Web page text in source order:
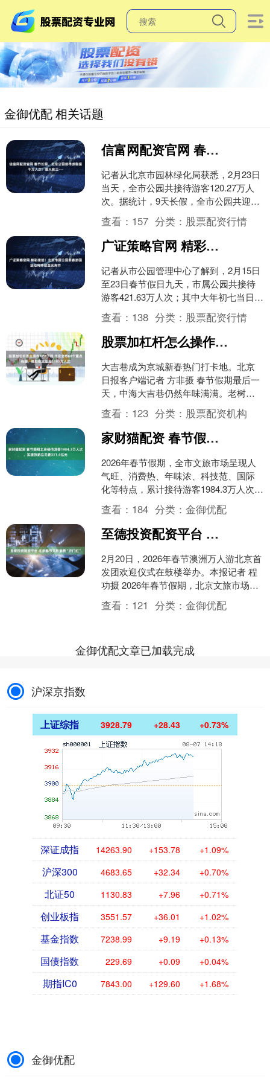
金御优配 相关话题
信富网配资官网 春节长假，北京公园接待游客超千万人次！最火前三——
记者从北京市园林绿化局获悉，2月23日
当天，全市公园共接待游客120.27万人
次。据统计，9天长假，全市公园共迎来
八方来客1258.50万人次，日均游客接待
量1....
查看： 157 分类： 股票配资行情
广证策略官网 精彩接续！北京市属公园新春游园活动将持续至元宵节
记者从市公园管理中心了解到，2月15日
至23日春节假日九天，市属公园共接待
游客421.63万人次；其中大年初七当日，
市属公园接待游客39.08万人次。游客接
待量....
查看： 138 分类： 股票配资行情
股票加杠杆怎么操作APP下载 北京全市60个重点商圈，假期客流量超5100万人次
大吉巷成为京城新春热门打卡地。北京
日报客户端记者 方非摄 春节假期最后一
天，中海大吉巷仍然年味满满。老树戴
上了红色围巾，小猫形态的雕塑攀上了
房檐，花坛里栽满了红....
查看： 123 分类： 股票配资机构
家财猫配资 春节假期北京接待游客1984.3万人次，实现旅游总花费331.4亿元
2026年春节假期，全市文旅市场呈现人
气旺、消费热、年味浓、科技范、国际
化等特点，累计接待游客1984.3万人次，
实现旅游总花费331.4亿元。北京市文化
和旅游....
查看： 184 分类：金御优配
至德投资配资平台 北京春节文旅消费“开门红”
2月20日，2026年春节澳洲万人游北京首
发团欢迎仪式在鼓楼举办。本报记者 程
功摄 2026年春节假期，北京文旅市场呈
现人气旺、消费热、年味浓、科技范、
国际化等....
查看： 121 分类：金御优配
金御优配文章已加载完成
沪深京指数
上证综指 3928.79 +28.43 +0.73%
深证成指 14263.90 +153.78 +1.09%
沪深300 4683.65 +32.34 +0.70%
北证50 1130.83 +7.96 +0.71%
创业板指 3551.57 +36.01 +1.02%
基金指数 7238.99 +9.19 +0.13%
国债指数 229.69 +0.09 +0.04%
期指IC0 7843.00 +129.60 +1.68%
金御优配